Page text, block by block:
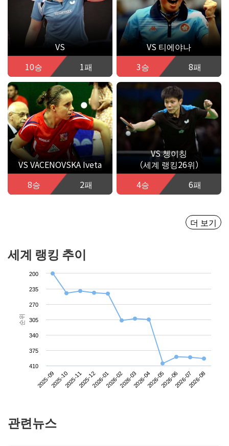
VS
10승
1패
VS 티에야나
3승
8패
VS VACENOVSKA Iveta
8승
2패
VS 쳉이칭
（세계 랭킹26위）
4승
6패
더 보기
세계 랭킹 추이
순위
2025-092025-102025-112025-122026-012026-022026-032026-042026-052026-062026-072026-08
200
235
270
305
340
375
410
관련뉴스